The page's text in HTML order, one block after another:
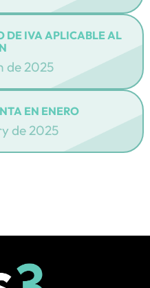
DE IVA APLICABLE AL
de 2025
EN ENERO
de 2025